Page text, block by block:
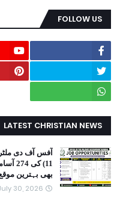
FOLLOW US
LATEST CHRISTIAN NEWS
11)
بھی بہترین
30, 2026